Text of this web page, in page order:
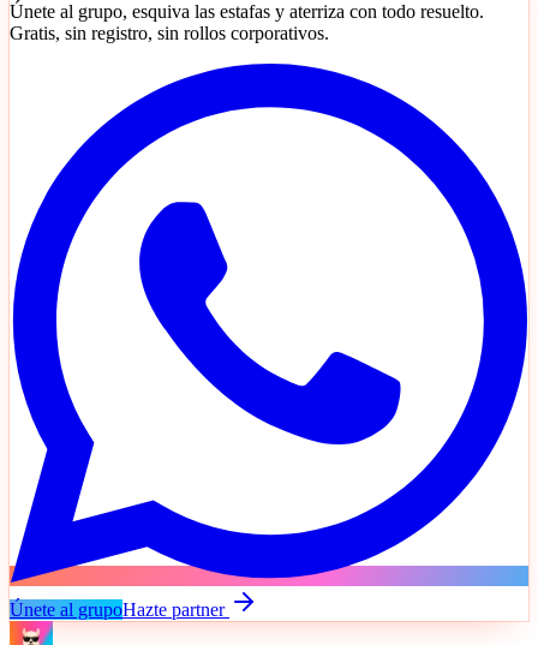
Únete al grupo, esquiva las estafas y aterriza con todo resuelto.
Gratis, sin registro, sin rollos corporativos.
Únete al grupoHazte partner